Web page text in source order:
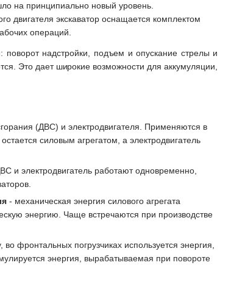
на принципиально новый уровень.
двигателя экскаватор оснащается комплектом
операций.
надстройки, подъем и опускание стрелы и
Это дает широкие возможности для аккумуляции,
(ДВС) и электродвигателя. Применяются в
силовым агрегатом, а электродвигатель
и электродвигатель работают одновременно,
- механическая энергия силового агрегата
энергию. Чаще встречаются при производстве
фронтальных погрузчиках используется энергия,
энергия, вырабатываемая при повороте